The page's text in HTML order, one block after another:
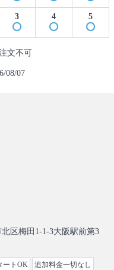
3 4 5
文不可
08/07
区梅田1-1-3大阪駅前第3
ートOK 追加料金一切なし